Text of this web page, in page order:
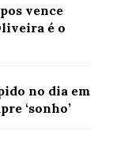
vence
é o
no dia em
‘sonho’